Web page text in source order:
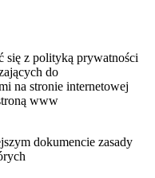
z polityką prywatności
do
na stronie internetowej
www
dokumencie zasady